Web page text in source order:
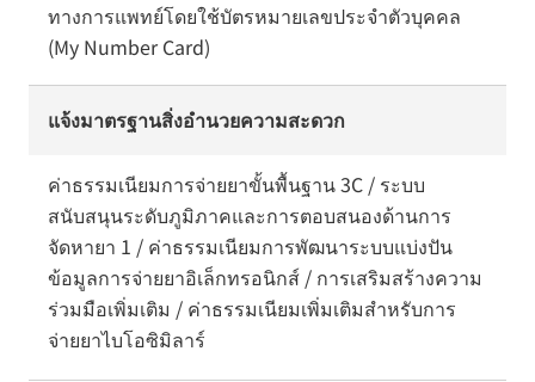
ทางการแพทย์โดยใช้บัตรหมายเลขประจำตัวบุคคล
(My Number Card)
แจ้งมาตรฐานสิ่งอำนวยความสะดวก
ค่าธรรมเนียมการจ่ายยาขั้นพื้นฐาน 3C / ระบบ
สนับสนุนระดับภูมิภาคและการตอบสนองด้านการ
จัดหายา 1 / ค่าธรรมเนียมการพัฒนาระบบแบ่งปัน
ข้อมูลการจ่ายยาอิเล็กทรอนิกส์ / การเสริมสร้างความ
ร่วมมือเพิ่มเติม / ค่าธรรมเนียมเพิ่มเติมสำหรับการ
จ่ายยาไบโอซิมิลาร์